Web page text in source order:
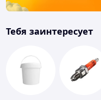
Тебя заинтересует